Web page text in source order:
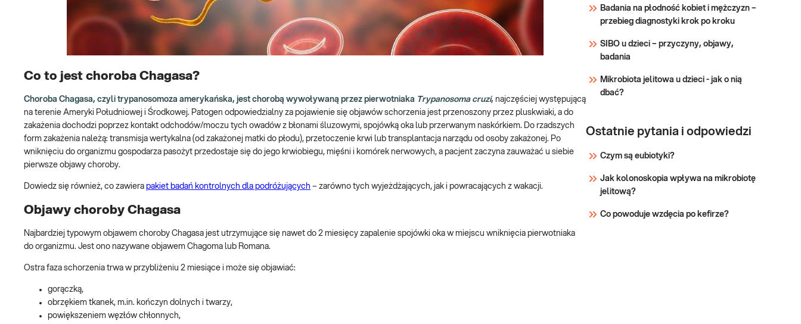
Co to jest choroba Chagasa?
Choroba Chagasa, czyli trypanosomoza amerykańska, jest chorobą wywoływaną przez pierwotniaka Trypanosoma cruzi, najczęściej występującą
na terenie Ameryki Południowej i Środkowej. Patogen odpowiedzialny za pojawienie się objawów schorzenia jest przenoszony przez pluskwiaki, a do
zakażenia dochodzi poprzez kontakt odchodów/moczu tych owadów z błonami śluzowymi, spojówką oka lub przerwanym naskórkiem. Do rzadszych
form zakażenia należą: transmisja wertykalna (od zakażonej matki do płodu), przetoczenie krwi lub transplantacja narządu od osoby zakażonej. Po
wniknięciu do organizmu gospodarza pasożyt przedostaje się do jego krwiobiegu, mięśni i komórek nerwowych, a pacjent zaczyna zauważać u siebie
pierwsze objawy choroby.
Dowiedz się również, co zawiera pakiet badań kontrolnych dla podróżujących – zarówno tych wyjeżdżających, jak i powracających z wakacji.
Objawy choroby Chagasa
Najbardziej typowym objawem choroby Chagasa jest utrzymujące się nawet do 2 miesięcy zapalenie spojówki oka w miejscu wniknięcia pierwotniaka
do organizmu. Jest ono nazywane objawem Chagoma lub Romana.
Ostra faza schorzenia trwa w przybliżeniu 2 miesiące i może się objawiać:
gorączką,
obrzękiem tkanek, m.in. kończyn dolnych i twarzy,
powiększeniem węzłów chłonnych,
- gorączka
przyjaznym dzieciom –
sprawdź PUNKTY
Wskazany: → W przypadku
tropikalnej
Badania na płodność kobiet i mężczyzn –
przebieg diagnostyki krok po kroku
SIBO u dzieci – przyczyny, objawy,
badania
Mikrobiota jelitowa u dzieci - jak o nią
dbać?
Ostatnie pytania i odpowiedzi
Czym są eubiotyki?
Jak kolonoskopia wpływa na mikrobiotę
jelitową?
Co powoduje wzdęcia po kefirze?